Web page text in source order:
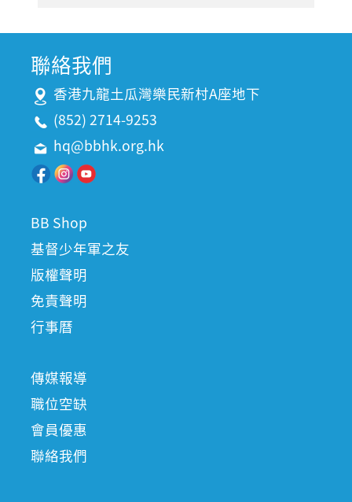
聯絡我們
香港九龍土瓜灣樂民新村A座地下
(852) 2714-9253
hq@bbhk.org.hk
BB Shop
基督少年軍之友
版權聲明
免責聲明
行事曆
傳媒報導
職位空缺
會員優惠
聯絡我們